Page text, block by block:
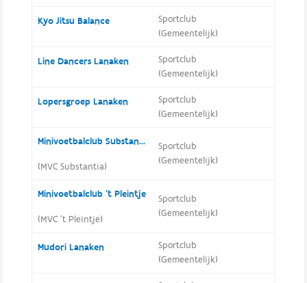
Kyo Jitsu Balance
Sportclub
(Gemeentelijk)
Line Dancers Lanaken
Sportclub
(Gemeentelijk)
Lopersgroep Lanaken
Sportclub
(Gemeentelijk)
Minivoetbalclub Substantia
(MVC Substantia)
Sportclub
(Gemeentelijk)
Minivoetbalclub 't Pleintje
(MVC 't Pleintje)
Sportclub
(Gemeentelijk)
Mudori Lanaken
Sportclub
(Gemeentelijk)